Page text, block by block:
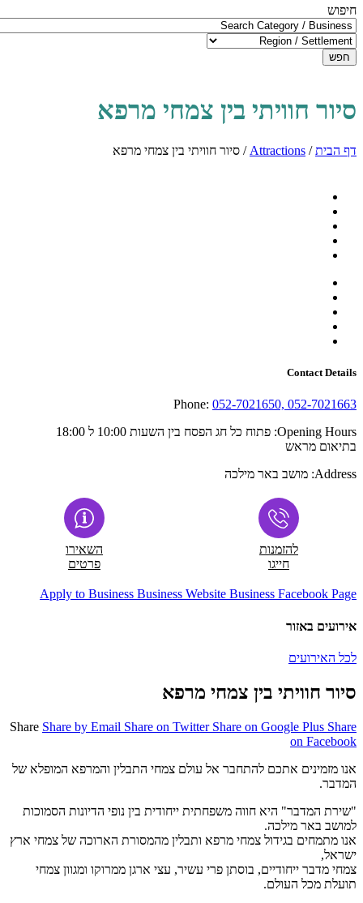
חיפוש
חפש
סיור חוויתי בין צמחי מרפא
דף הבית/
Attractions
/ סיור חוויתי בין צמחי מרפא
Contact Details
Phone: 052-7021650, 052-7021663
Opening Hours: פתוח כל חג הפסח בין השעות 10:00 ל 18:00
בתיאום מראש
Address: מושב באר מילכה
להזמנות
חייגו
השאירו
פרטים
Apply to Business Business Website Business Facebook Page
אירועים באזור
לכל האירועים
סיור חוויתי בין צמחי מרפא
Share Share by Email Share on Twitter Share on Google Plus Share
on Facebook
אנו מזמינים אתכם להתחבר אל עולם צמחי התבלין והמרפא המופלא של
המדבר.
"שירת המדבר" היא חווה משפחתית ייחודית בין נופי הדיונות הסמוכות
למושב באר מילכה.
אנו מתמחים בגידול צמחי מרפא ותבלין מהמסורת הארוכה של צמחי ארץ
ישראל,
צמחי מדבר ייחודיים, בוסתן פרי עשיר, עצי ארגן ממרוקו ומגוון צמחי
תועלת מכל העולם.